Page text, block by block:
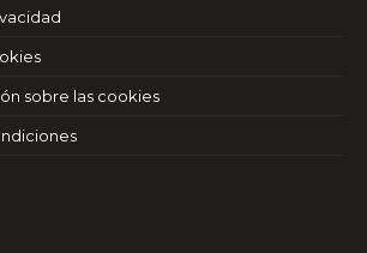
sobre las cookies